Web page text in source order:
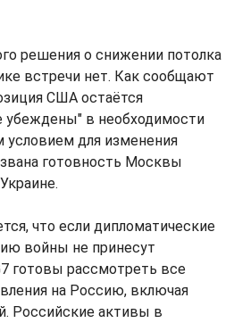
решения о снижении потолка
встречи нет. Как сообщают
США остаётся
убеждены" в необходимости
условием для изменения
готовность Москвы
что если дипломатические
войны не принесут
готовы рассмотреть все
на Россию, включая
Российские активы в